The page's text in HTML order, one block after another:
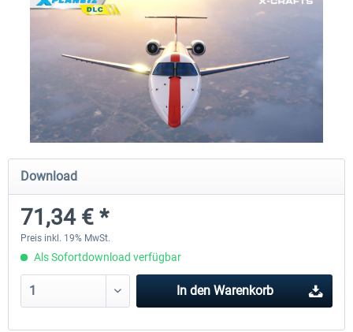
Traffic Global for X-Plane 12/11
44,58 € *
Download
71,34 € *
Preis inkl. 19% MwSt.
Als Sofortdownload verfügbar
In den Warenkorb